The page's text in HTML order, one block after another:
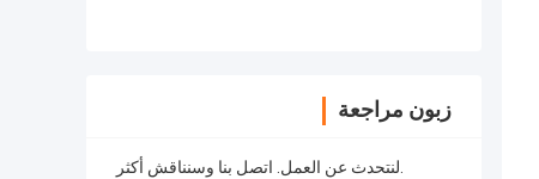
زبون مراجعة
لنتحدث عن العمل. اتصل بنا وسنناقش أكثر.